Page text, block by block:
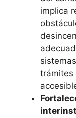
implica
trámites